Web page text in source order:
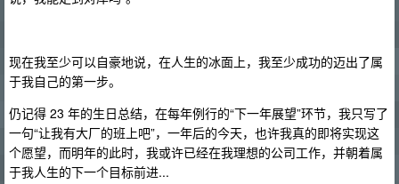
现在我至少可以自豪地说，在人生的冰面上，我至少成功的迈出了属
于我自己的第一步。
仍记得 23 年的生日总结，在每年例行的“下一年展望”环节，我只写了
一句“让我有大厂的班上吧”，一年后的今天，也许我真的即将实现这
个愿望，而明年的此时，我或许已经在我理想的公司工作，并朝着属
于我人生的下一个目标前进...